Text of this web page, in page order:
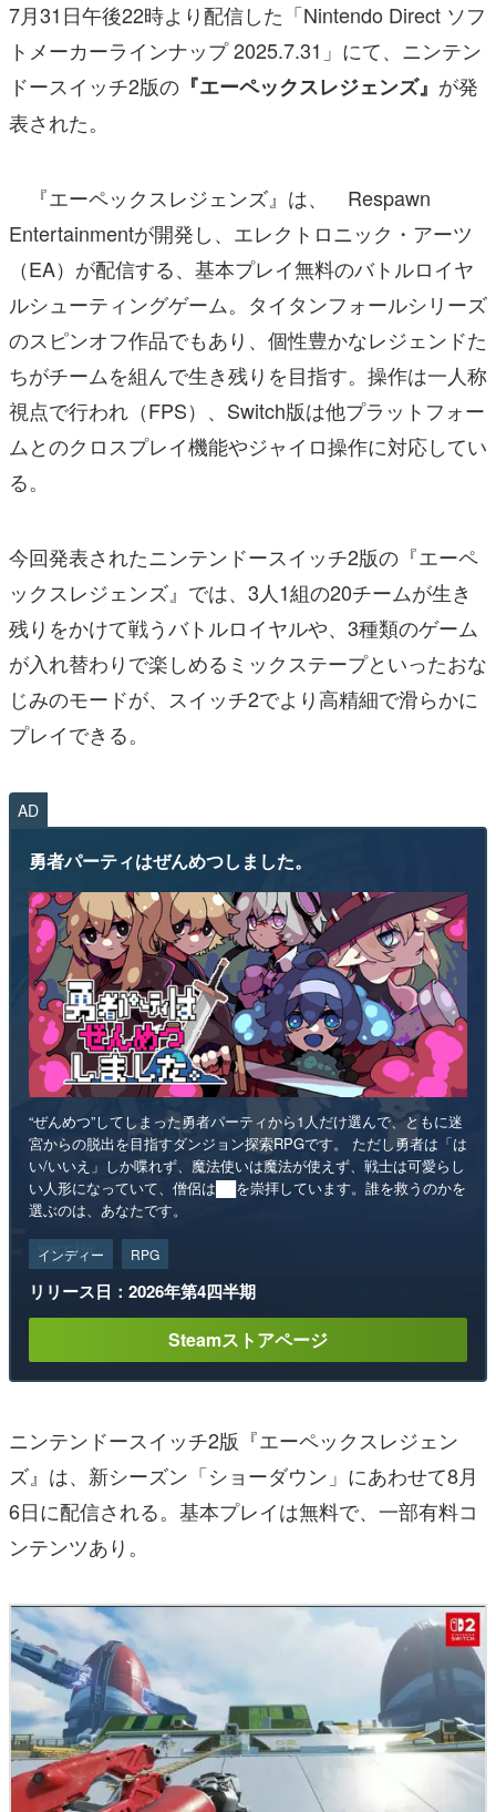
電ファミニコゲーマーとは？
運営：株式会社マレ
7月31日午後22時より配信した「Nintendo Direct ソフ
トメーカーラインナップ 2025.7.31」にて、ニンテン
ドースイッチ2版の 『エーペックスレジェンズ』 が発
表された。
『エーペックスレジェンズ』は、 Respawn
Entertainmentが開発し、エレクトロニック・アーツ
（EA）が配信する、基本プレイ無料のバトルロイヤ
ルシューティングゲーム。タイタンフォールシリーズ
のスピンオフ作品でもあり、個性豊かなレジェンドた
ちがチームを組んで生き残りを目指す。操作は一人称
視点で行われ（FPS）、Switch版は他プラットフォー
ムとのクロスプレイ機能やジャイロ操作に対応してい
る。
今回発表されたニンテンドースイッチ2版の『エーペ
ックスレジェンズ』では、3人1組の20チームが生き
残りをかけて戦うバトルロイヤルや、3種類のゲーム
が入れ替わりで楽しめるミックステープといったおな
じみのモードが、スイッチ2でより高精細で滑らかに
プレイできる。
AD
勇者パーティはぜんめつしました。
“ぜんめつ”してしまった勇者パーティから1人だけ選んで、ともに迷
宮からの脱出を目指すダンジョン探索RPGです。 ただし勇者は「は
い/いいえ」しか喋れず、魔法使いは魔法が使えず、戦士は可愛らし
い人形になっていて、僧侶は██を崇拝しています。誰を救うのかを
選ぶのは、あなたです。
インディー RPG
リリース日：2026年第4四半期
Steamストアページ
ニンテンドースイッチ2版『エーペックスレジェン
ズ』は、新シーズン「ショーダウン」にあわせて8月
6日に配信される。基本プレイは無料で、一部有料コ
ンテンツあり。